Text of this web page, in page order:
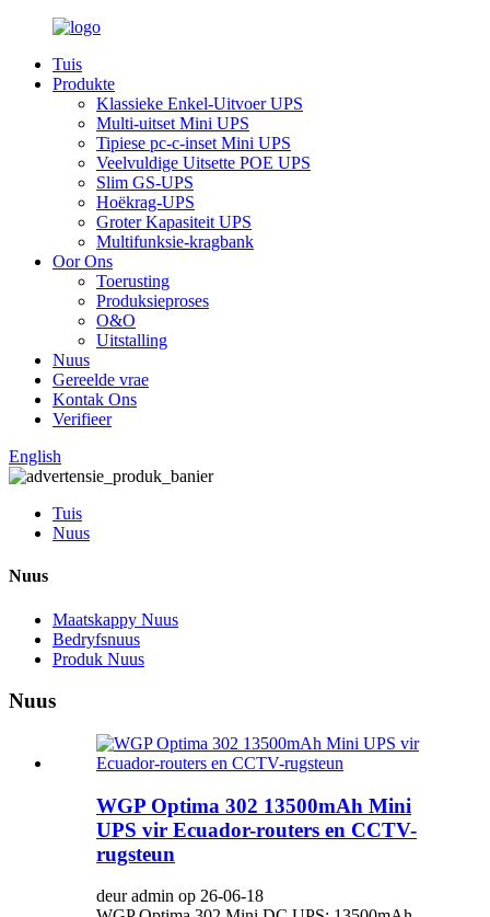
Tuis
Produkte
Klassieke Enkel-Uitvoer UPS
Multi-uitset Mini UPS
Tipiese pc-c-inset Mini UPS
Veelvuldige Uitsette POE UPS
Slim GS-UPS
Hoëkrag-UPS
Groter Kapasiteit UPS
Multifunksie-kragbank
Oor Ons
Toerusting
Produksieproses
O&O
Uitstalling
Nuus
Gereelde vrae
Kontak Ons
Verifieer
English
Tuis
Nuus
Nuus
Maatskappy Nuus
Bedryfsnuus
Produk Nuus
Nuus
WGP Optima 302 13500mAh Mini
UPS vir Ecuador-routers en CCTV-
rugsteun
deur admin op 26-06-18